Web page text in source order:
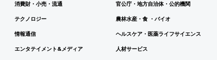
消費財・小売・流通
テクノロジー
情報通信
エンタテイメント&メディア
官公庁・地方自治体・公的機関
農林水産・食 ・バイオ
ヘルスケア・医薬ライフサイエンス
人材サービス